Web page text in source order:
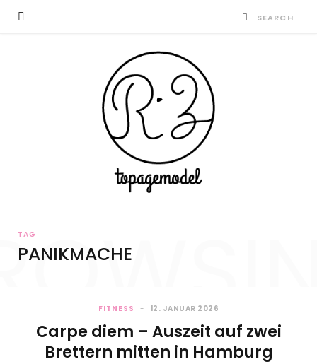
TAG
PANIKMACHE
FITNESS 12. JANUAR 2026
Carpe diem – Auszeit auf zwei
Brettern mitten in Hamburg